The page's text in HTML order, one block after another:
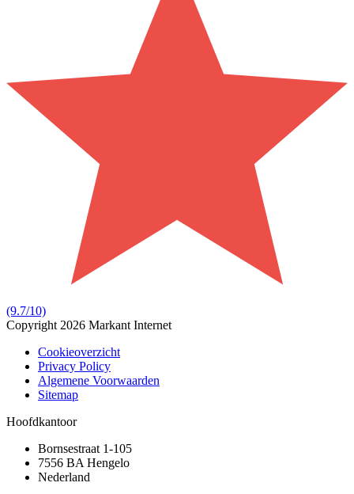
(9.7/10)
Copyright 2026 Markant Internet
Cookieoverzicht
Privacy Policy
Algemene Voorwaarden
Sitemap
Hoofdkantoor
Bornsestraat 1-105
7556 BA Hengelo
Nederland